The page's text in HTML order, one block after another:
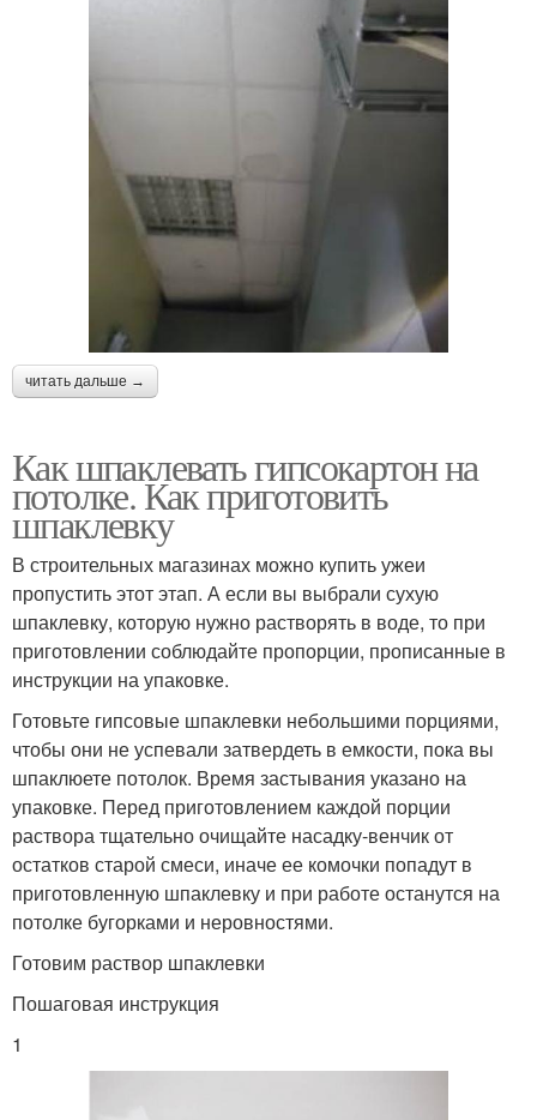
читать дальше →
Как шпаклевать гипсокартон на
потолке. Как приготовить
шпаклевку
В строительных магазинах можно купить ужеи
пропустить этот этап. А если вы выбрали сухую
шпаклевку, которую нужно растворять в воде, то при
приготовлении соблюдайте пропорции, прописанные в
инструкции на упаковке.
Готовьте гипсовые шпаклевки небольшими порциями,
чтобы они не успевали затвердеть в емкости, пока вы
шпаклюете потолок. Время застывания указано на
упаковке. Перед приготовлением каждой порции
раствора тщательно очищайте насадку-венчик от
остатков старой смеси, иначе ее комочки попадут в
приготовленную шпаклевку и при работе останутся на
потолке бугорками и неровностями.
Готовим раствор шпаклевки
Пошаговая инструкция
1